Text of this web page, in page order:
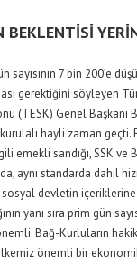
BEKLENTİSİ
sayısının 7 bin 200’e
gerektiğini söyleyen
(TESK) Genel Başkanı
hayli zaman geçti.
emekli sandığı, SSK ve
aynı standarda dahil
devletin
yanı sıra prim gün
Bağ-Kurluların
önemli bir ekonomik